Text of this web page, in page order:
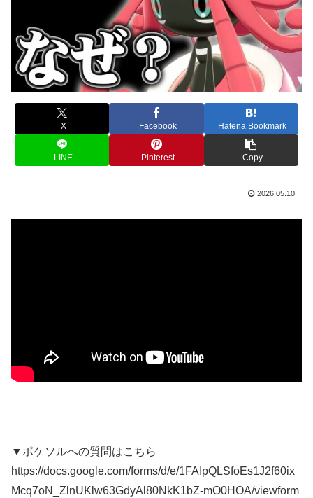
X Facebook Hatena Bookmark
LINE Pinterest Copy
2026.05.10
▼ポケソルへの質問はこちら
https://docs.google.com/forms/d/e/1FAIpQLSfoEs1J2f60ix
Mcq7oN_ZlnUKlw63GdyAl80NkK1bZ-mO0HOA/viewform